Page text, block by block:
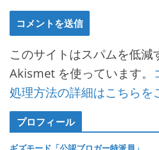
このサイトはスパムを低減
Akismet を使っています。
処理方法の詳細はこちらを
プロフィール